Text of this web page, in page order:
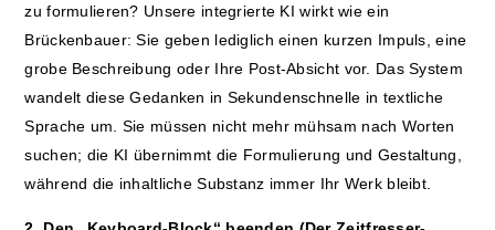
zu formulieren? Unsere integrierte KI wirkt wie ein
Brückenbauer: Sie geben lediglich einen kurzen Impuls, eine
grobe Beschreibung oder Ihre Post-Absicht vor. Das System
wandelt diese Gedanken in Sekundenschnelle in textliche
Sprache um. Sie müssen nicht mehr mühsam nach Worten
suchen; die KI übernimmt die Formulierung und Gestaltung,
während die inhaltliche Substanz immer Ihr Werk bleibt.